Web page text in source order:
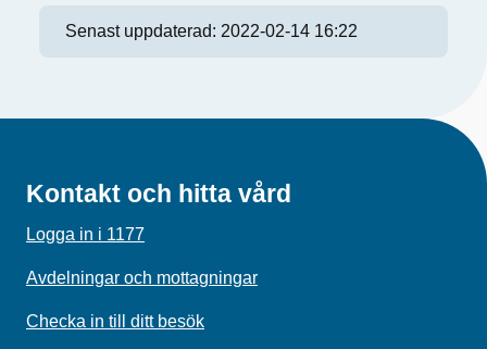
Senast uppdaterad: 2022-02-14 16:22
Kontakt och hitta vård
Logga in i 1177
Avdelningar och mottagningar
Checka in till ditt besök